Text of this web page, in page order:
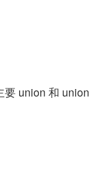
union 和 union